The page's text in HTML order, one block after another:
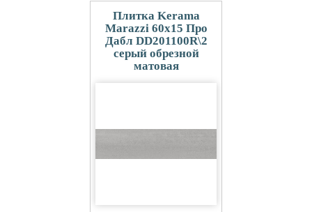
Плитка Kerama
Marazzi 60x15 Про
Дабл DD201100R\2
серый обрезной
матовая